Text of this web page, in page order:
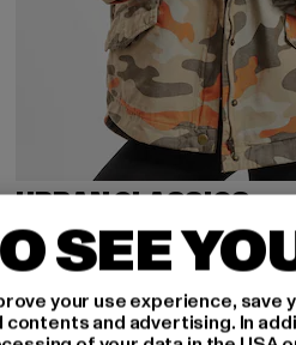
URBAN CLASSICS
Ladies Oversized Camo
32,00 EUR
Derzeitiger Preis: 32,00 EUR
79,99 EUR
SEE
your use experience,
and advertising. In